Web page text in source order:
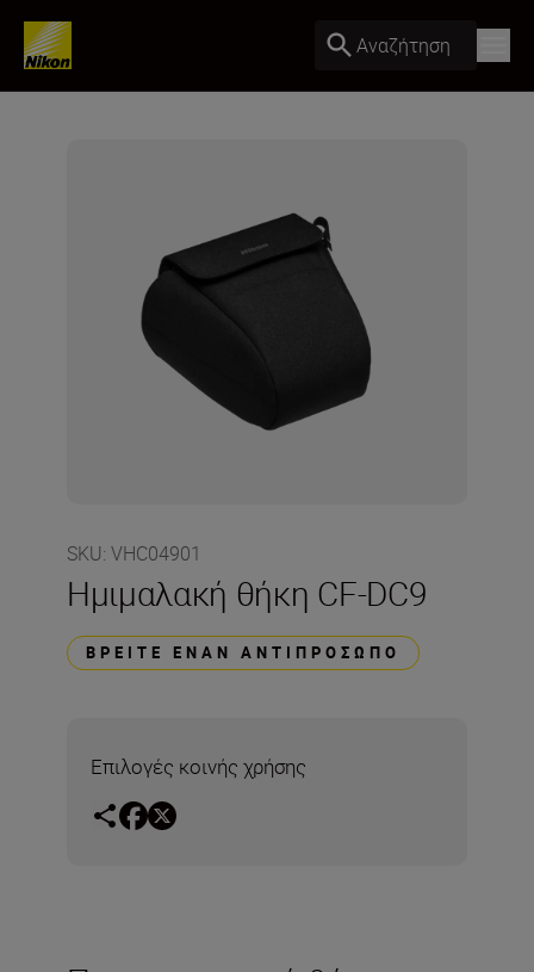
Αναζήτηση
SKU: VHC04901
Ημιμαλακή θήκη CF-DC9
ΒΡΕΊΤΕ ΈΝΑΝ ΑΝΤΙΠΡΌΣΩΠΟ
Επιλογές κοινής χρήσης